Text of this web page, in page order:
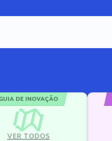
DE INOVAÇÃO
VER TODOS